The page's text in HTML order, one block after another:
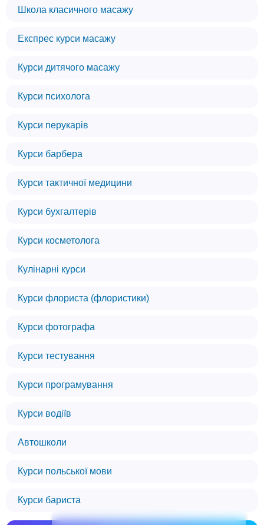
Школа класичного масажу
Експрес курси масажу
Курси дитячого масажу
Курси психолога
Курси перукарів
Курси барбера
Курси тактичної медицини
Курси бухгалтерів
Курси косметолога
Кулінарні курси
Курси флориста (флористики)
Курси фотографа
Курси тестування
Курси програмування
Курси водіїв
Автошколи
Курси польської мови
Курси бариста